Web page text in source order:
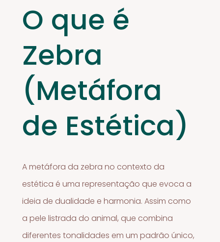
O que é
Zebra
(Metáfora
de Estética)
A metáfora da zebra no contexto da
estética é uma representação que evoca a
ideia de dualidade e harmonia. Assim como
a pele listrada do animal, que combina
diferentes tonalidades em um padrão único,